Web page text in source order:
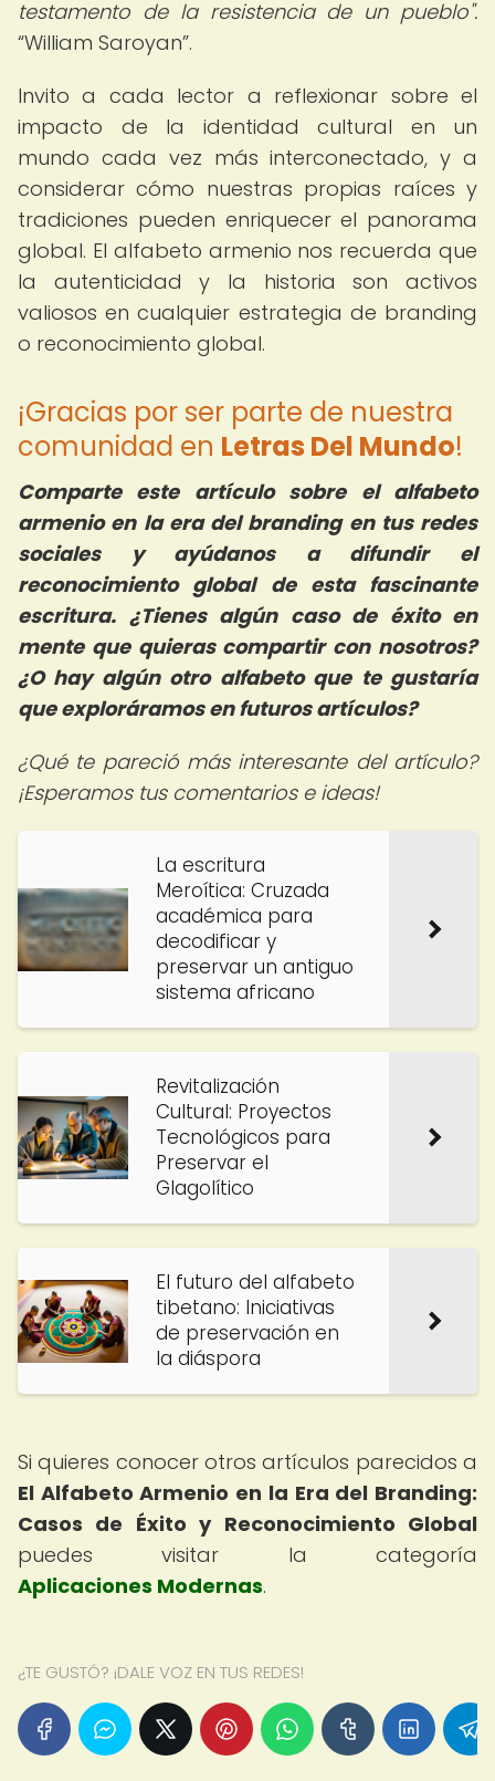
testamento de la resistencia de un pueblo".
William Saroyan .
Invito a cada lector a reflexionar sobre el
impacto de la identidad cultural en un
mundo cada vez más interconectado, y a
considerar cómo nuestras propias raíces y
tradiciones pueden enriquecer el panorama
global. El alfabeto armenio nos recuerda que
la autenticidad y la historia son activos
valiosos en cualquier estrategia de branding
o reconocimiento global.
¡Gracias por ser parte de nuestra
comunidad en Letras Del Mundo!
Comparte este artículo sobre el alfabeto
armenio en la era del branding en tus redes
sociales y ayúdanos a difundir el
reconocimiento global de esta fascinante
escritura. ¿Tienes algún caso de éxito en
mente que quieras compartir con nosotros?
¿O hay algún otro alfabeto que te gustaría
que exploráramos en futuros artículos?
¿Qué te pareció más interesante del artículo?
¡Esperamos tus comentarios e ideas!
La escritura
Meroítica: Cruzada
académica para
decodificar y
preservar un antiguo
sistema africano
Revitalización
Cultural: Proyectos
Tecnológicos para
Preservar el
Glagolítico
El futuro del alfabeto
tibetano: Iniciativas
de preservación en
la diáspora
Si quieres conocer otros artículos parecidos a
El Alfabeto Armenio en la Era del Branding:
Casos de Éxito y Reconocimiento Global
puedes visitar la categoría
Aplicaciones Modernas.
¿TE GUSTÓ? ¡DALE VOZ EN TUS REDES!